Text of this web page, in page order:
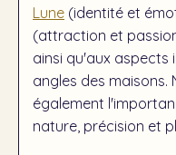
Lune (identité et
(attraction et
ainsi qu'aux aspects
angles des
également
nature, précision et